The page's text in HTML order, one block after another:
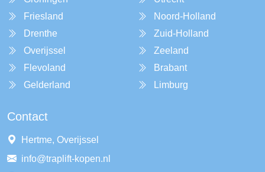
Friesland
Drenthe
Overijssel
Flevoland
Gelderland
Noord-Holland
Zuid-Holland
Zeeland
Brabant
Limburg
Contact
Hertme, Overijssel
info@traplift-kopen.nl